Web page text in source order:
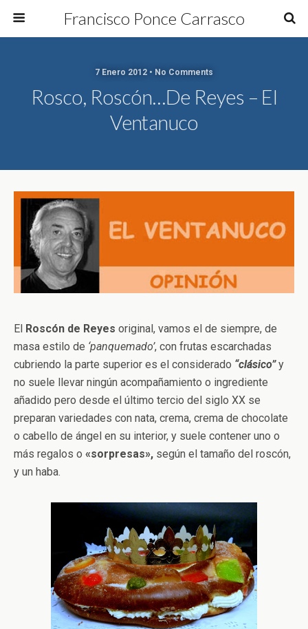
Francisco Ponce Carrasco
7 Enero 2012 • No Comments
Rosco, Roscón…de Reyes – El
Ventanuco
El Roscón de Reyes original, vamos el de siempre, de
masa estilo de ‘panquemado’, con frutas escarchadas
cubriendo la parte superior es el considerado “clásico”y
no suele llevar ningún acompañamiento o ingrediente
añadido pero desde el último tercio del siglo XX se
preparan variedades con nata, crema, crema de chocolate
o cabello de ángel en su interior, y suele contener uno o
más regalos o «sorpresas», según el tamaño del roscón,
y un haba.